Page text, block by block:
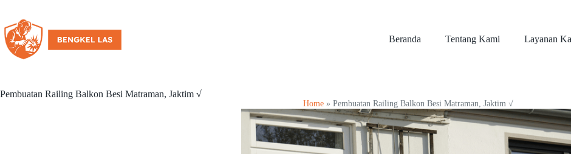
Beranda Tentang Kami Layanan
Pembuatan Railing Balkon Besi Matraman, Jaktim √
Home » Pembuatan Railing Balkon Besi Matraman, Jaktim √